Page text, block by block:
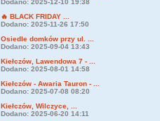
Dodano: 2025-12-10 19:38
🔥 BLACK FRIDAY ...
Dodano: 2025-11-26 17:50
Osiedle domków przy ul. ...
Dodano: 2025-09-04 13:43
Kiełczów, Lawendowa 7 - ...
Dodano: 2025-08-01 14:58
Kiełczów - Awaria Tauron - ...
Dodano: 2025-07-08 08:20
Kiełczów, Wilczyce, ...
Dodano: 2025-06-20 14:11